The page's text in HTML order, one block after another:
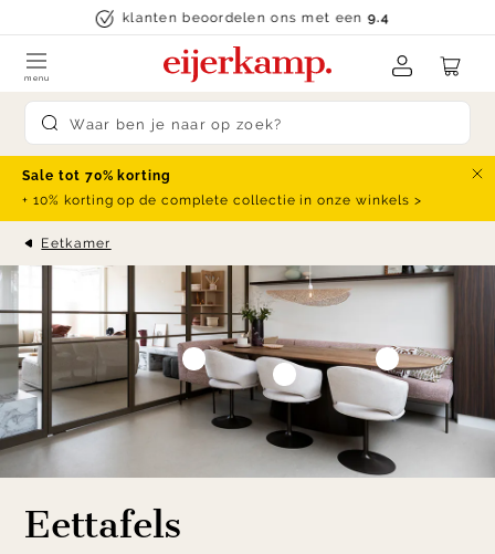
Skip to contentklanten beoordelen ons met een9.4
Submit search
menu
Sale tot 70% korting
+ 10% korting op de complete collectie in onze winkels >
Eetkamer
Eettafels